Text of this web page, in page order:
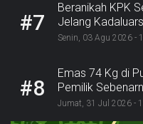
#7
Beranikah KPK
Jelang
Senin, 03 Agu 2026 -
#8
Emas 74 Kg di
Pemilik
Jumat, 31 Jul 2026 -